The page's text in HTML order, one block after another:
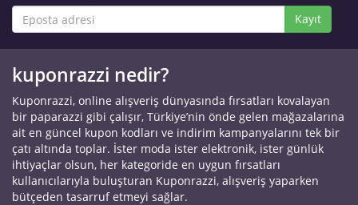
Kayıt
kuponrazzi nedir?
Kuponrazzi, online alışveriş dünyasında fırsatları kovalayan
bir paparazzi gibi çalışır, Türkiye’nin önde gelen mağazalarına
ait en güncel kupon kodları ve indirim kampanyalarını tek bir
çatı altında toplar. İster moda ister elektronik, ister günlük
ihtiyaçlar olsun, her kategoride en uygun fırsatları
kullanıcılarıyla buluşturan Kuponrazzi, alışveriş yaparken
bütçeden tasarruf etmeyi sağlar.